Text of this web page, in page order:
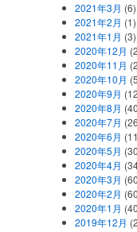
2021年3月 (6)
2021年2月 (1)
2021年1月 (3)
2020年12月
2020年11月
2020年10月
2020年9月
2020年8月
2020年7月
2020年6月
2020年5月
2020年4月
2020年3月
2020年2月
2020年1月
2019年12月